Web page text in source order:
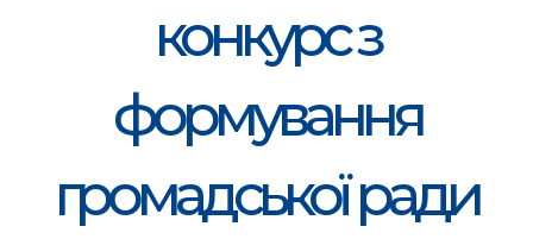
конкурс з
формування
громадської ради